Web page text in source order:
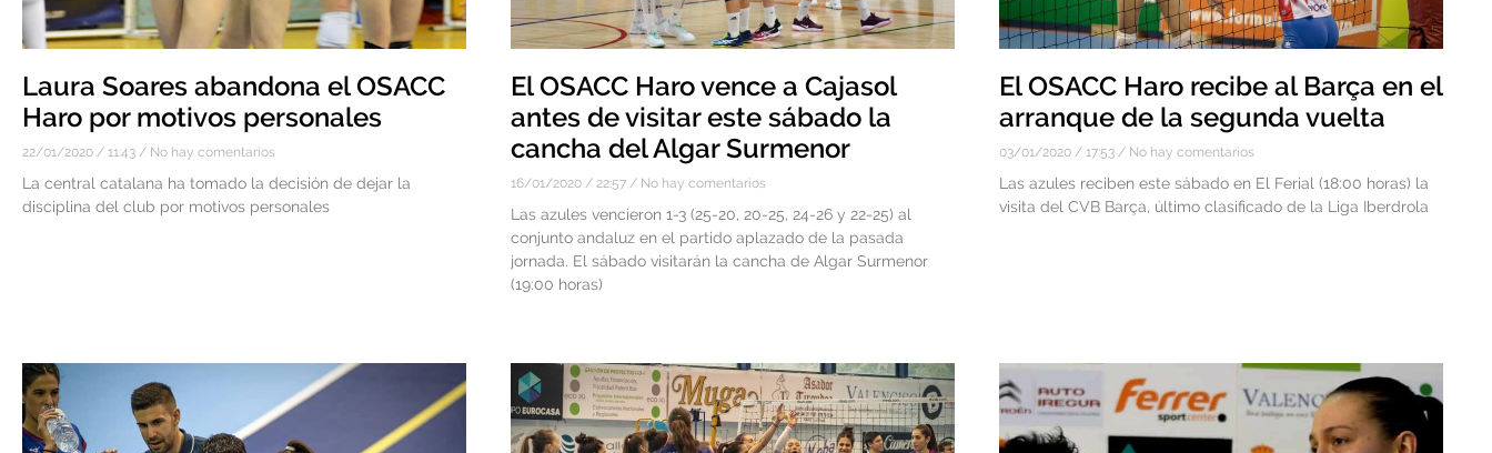
Laura Soares abandona el OSACC
Haro por motivos personales
22/01/2020 11:43 No hay comentarios
La central catalana ha tomado la decisión de dejar la
disciplina del club por motivos personales
El OSACC Haro vence a Cajasol
antes de visitar este sábado la
cancha del Algar Surmenor
16/01/2020 22:57 No hay comentarios
Las azules vencieron 1-3 (25-20, 20-25, 24-26 y 22-25) al
conjunto andaluz en el partido aplazado de la pasada
jornada. El sábado visitarán la cancha de Algar Surmenor
(19:00 horas)
El OSACC Haro recibe al Barça en el
arranque de la segunda vuelta
03/01/2020 17:53 No hay comentarios
Las azules reciben este sábado en El Ferial (18:00 horas) la
visita del CVB Barça, último clasificado de la Liga Iberdrola